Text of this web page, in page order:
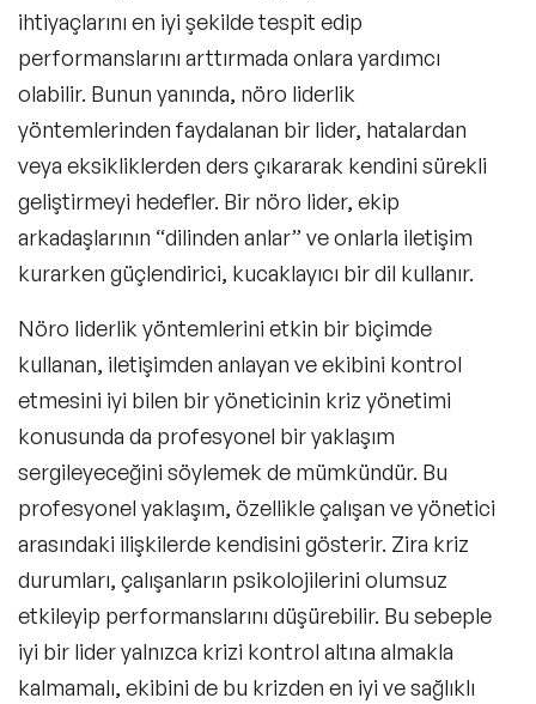
ihtiyaçlarını en iyi şekilde tespit edip
performanslarını arttırmada onlara yardımcı
olabilir. Bunun yanında, nöro liderlik
yöntemlerinden faydalanan bir lider, hatalardan
veya eksikliklerden ders çıkararak kendini sürekli
geliştirmeyi hedefler. Bir nöro lider, ekip
arkadaşlarının “dilinden anlar” ve onlarla iletişim
kurarken güçlendirici, kucaklayıcı bir dil kullanır.
Nöro liderlik yöntemlerini etkin bir biçimde
kullanan, iletişimden anlayan ve ekibini kontrol
etmesini iyi bilen bir yöneticinin kriz yönetimi
konusunda da profesyonel bir yaklaşım
sergileyeceğini söylemek de mümkündür. Bu
profesyonel yaklaşım, özellikle çalışan ve yönetici
arasındaki ilişkilerde kendisini gösterir. Zira kriz
durumları, çalışanların psikolojilerini olumsuz
etkileyip performanslarını düşürebilir. Bu sebeple
iyi bir lider yalnızca krizi kontrol altına almakla
kalmamalı, ekibini de bu krizden en iyi ve sağlıklı